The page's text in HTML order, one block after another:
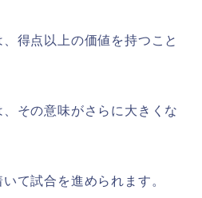
得点以上の価値を持つこと
その意味がさらに大きくな
て試合を進められます。